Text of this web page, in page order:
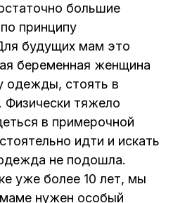
большие
принципу
будущих мам это
беременная женщина
одежды, стоять в
Физически тяжело
в примерочной
идти и искать
не подошла.
уже более 10 лет, мы
нужен особый